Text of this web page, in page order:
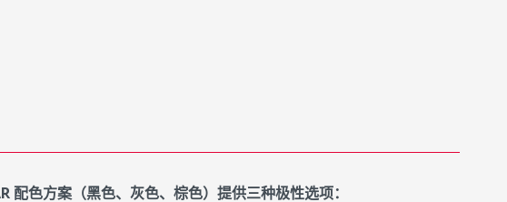
配色方案（黑色、灰色、棕色）提供三种极性选项：